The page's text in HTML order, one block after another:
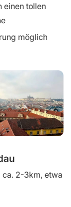
einen tollen
möglich
ca. 2-3km, etwa